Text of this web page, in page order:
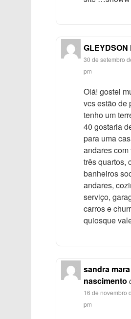
GLEYDSON
30 de setembro
pm
Olá! gostei
vcs estão de
tenho um
40 gostaria
para uma
andares com
três quartos,
banheiros
andares,
serviço,
carros e
quiosque
sandra
nascimento
16 de novembro
pm